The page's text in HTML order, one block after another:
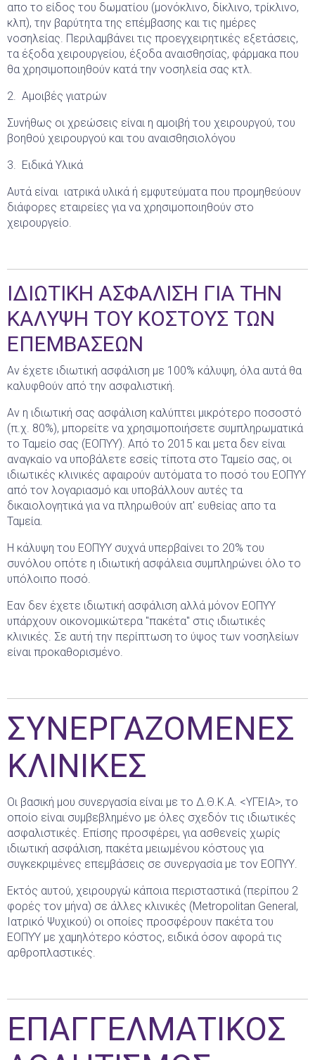
απο το είδος του δωματίου (μονόκλινο, δίκλινο, τρίκλινο,
κλπ), την βαρύτητα της επέμβασης και τις ημέρες
νοσηλείας. Περιλαμβάνει τις προεγχειρητικές εξετάσεις,
τα έξοδα χειρουργείου, έξοδα αναισθησίας, φάρμακα που
θα χρησιμοποιηθούν κατά την νοσηλεία σας κτλ.
2. Αμοιβές γιατρών
Συνήθως οι χρεώσεις είναι η αμοιβή του χειρουργού, του
βοηθού χειρουργού και του αναισθησιολόγου
3. Ειδικά Υλικά
Αυτά είναι ιατρικά υλικά ή εμφυτεύματα που προμηθεύουν
διάφορες εταιρείες για να χρησιμοποιηθούν στο
χειρουργείο.
ΙΔΙΩΤΙΚΗ ΑΣΦΑΛΙΣΗ ΓΙΑ ΤΗΝ
ΚΑΛΥΨΗ ΤΟΥ ΚΟΣΤΟΥΣ ΤΩΝ
ΕΠΕΜΒΑΣΕΩΝ
Αν έχετε ιδιωτική ασφάλιση με 100% κάλυψη, όλα αυτά θα
καλυφθούν από την ασφαλιστική.
Αν η ιδιωτική σας ασφάλιση καλύπτει μικρότερο ποσοστό
(π.χ. 80%), μπορείτε να χρησιμοποιήσετε συμπληρωματικά
το Ταμείο σας (ΕΟΠΥΥ). Από το 2015 και μετα δεν είναι
αναγκαίο να υποβάλετε εσείς τίποτα στο Ταμείο σας, οι
ιδιωτικές κλινικές αφαιρούν αυτόματα το ποσό του ΕΟΠΥΥ
από τον λογαριασμό και υποβάλλουν αυτές τα
δικαιολογητικά για να πληρωθούν απ' ευθείας απο τα
Ταμεία.
Η κάλυψη του ΕΟΠΥΥ συχνά υπερβαίνει το 20% του
συνόλου οπότε η ιδιωτική ασφάλεια συμπληρώνει όλο το
υπόλοιπο ποσό.
Εαν δεν έχετε ιδιωτική ασφάλιση αλλά μόνον ΕΟΠΥΥ
υπάρχουν οικονομικώτερα "πακέτα" στις ιδιωτικές
κλινικές. Σε αυτή την περίπτωση το ύψος των νοσηλείων
είναι προκαθορισμένο.
ΣΥΝΕΡΓΑΖΟΜΕΝΕΣ
ΚΛΙΝΙΚΕΣ
Οι βασική μου συνεργασία είναι με το Δ.Θ.Κ.Α. <ΥΓΕΙΑ>, το
οποίο είναι συμβεβλημένο με όλες σχεδόν τις ιδιωτικές
ασφαλιστικές. Επίσης προσφέρει, για ασθενείς χωρίς
ιδιωτική ασφάλιση, πακέτα μειωμένου κόστους για
συγκεκριμένες επεμβάσεις σε συνεργασία με τον ΕΟΠΥΥ.
Εκτός αυτού, χειρουργώ κάποια περισταστικά (περίπου 2
φορές τον μήνα) σε άλλες κλινικές (Metropolitan General,
Ιατρικό Ψυχικού) οι οποίες προσφέρουν πακέτα του
ΕΟΠΥΥ με χαμηλότερο κόστος, ειδικά όσον αφορά τις
αρθροπλαστικές.
ΕΠΑΓΓΕΛΜΑΤΙΚΟΣ